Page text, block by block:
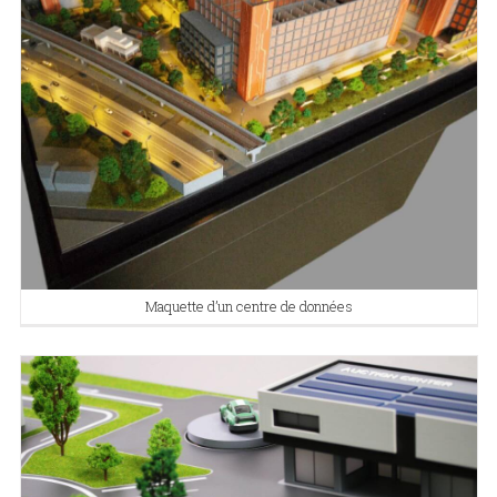
Maquette d’un centre de données